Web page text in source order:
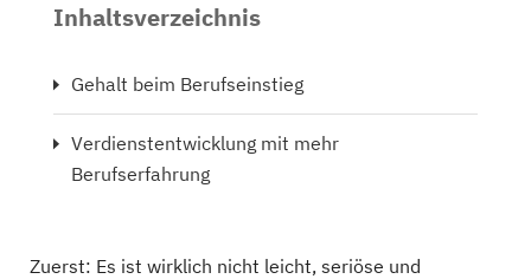
Inhaltsverzeichnis
Gehalt beim Berufseinstieg
Verdienstentwicklung mit mehr
Berufserfahrung
Zuerst: Es ist wirklich nicht leicht, seriöse und